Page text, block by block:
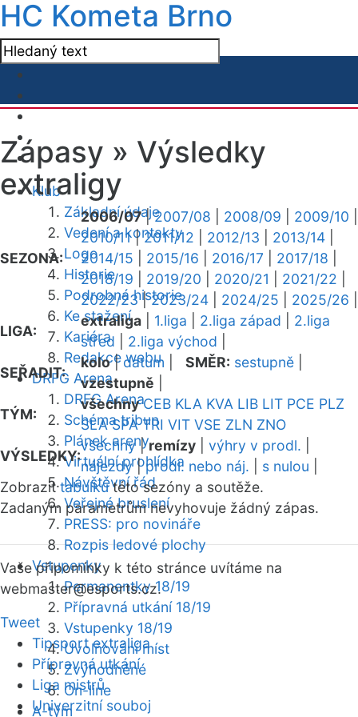
HC Kometa Brno
Klub
Základní údaje
Vedení a kontakty
Logo
Historie
Podrobná historie
Ke stažení
Kariéra
Redakce webu
DRFG Arena
DRFG Arena
Schéma tribun
Plánek areny
Virtuální prohlídka
Návštěvní řád
Veřejné bruslení
PRESS: pro novináře
Rozpis ledové plochy
Vstupenky
Permanentky 18/19
Přípravná utkání 18/19
Vstupenky 18/19
Uvolňování míst
Zvýhodněné
On-line
A-tým
Zápasy » Výsledky
extraligy
SEZONA:
2006/07|2007/08 2008/09 2009/10
2010/11|2011/12 2012/13 2013/14
2014/15
2015/16 2016/17 2017/18
2018/19
2019/20 2020/21 2021/22
2022/23|2023/24 2024/25 2025/26
LIGA:
extraliga 1.liga 2.liga západ
2.liga
střed
2.liga východ
SEŘADIT:
kolo|datum SMĚR: sestupně
vzestupně
TÝM:
všechny CEB KLA KVA LIB LIT PCE PLZ
SLA SPA TRI VIT VSE ZLN ZNO
VÝSLEDKY:
všechny|remízy výhry v prodl.
nájezdy|prodl. nebo náj. s nulou
Zobrazittabulkutéto sezóny a soutěže.
Zadaným parametrům nevyhovuje žádný zápas.
Vaše připomínky k této stránce uvítáme na
webmaster@esports.cz.
Tweet
Tipsport extraliga
Přípravná utkání
Liga mistrů
Univerzitní souboj